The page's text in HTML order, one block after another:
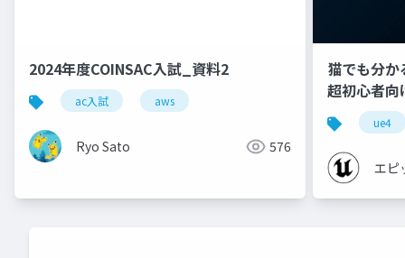
2024年度COINSAC入試_資料2
ac入試 aws
Ryo Sato 576
猫でも分
超初心者
ue4
エピ